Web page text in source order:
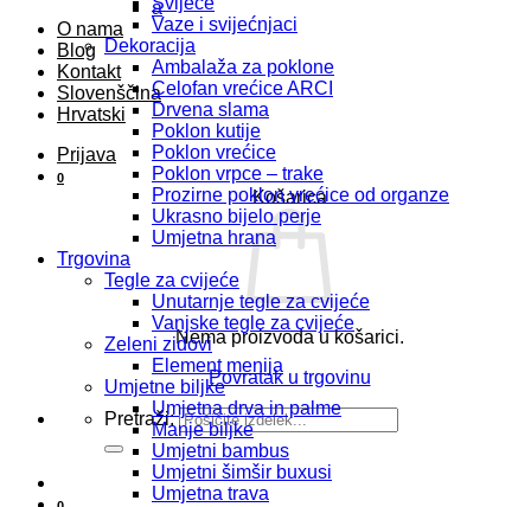
a
O nama
Blog
Kontakt
Slovenščina
Hrvatski
Prijava
0
Košarica
Nema proizvoda u košarici.
Povratak u trgovinu
Pretraži:
Vaze i svijećnjaci
Dekoracija
Ambalaža za poklone
Celofan vrećice ARCI
Drvena slama
Poklon kutije
Poklon vrećice
Poklon vrpce – trake
Prozirne poklon vrećice od organze
Ukrasno bijelo perje
Umjetna hrana
Trgovina
Tegle za cvijeće
Unutarnje tegle za cvijeće
Vanjske tegle za cvijeće
Zeleni zidovi
Element menija
Umjetne biljke
Umjetna drva in palme
Manje biljke
Umjetni bambus
Umjetni šimšir buxusi
Umjetna trava